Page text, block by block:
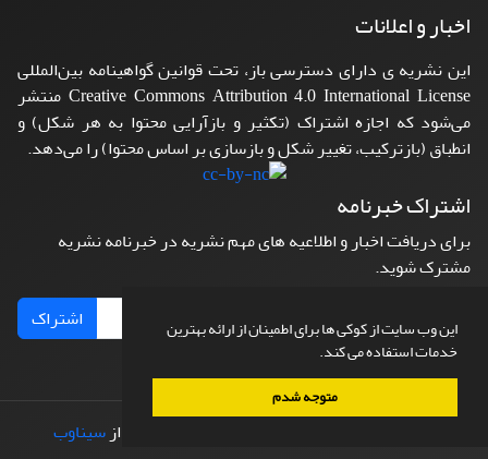
این وب سایت از کوکی ها برای اطمینان از ارائه بهترین
خدمات استفاده می کند.
متوجه شدم
اخبار و اعلانات
این نشریه ی دارای دسترسی باز، تحت قوانین گواهینامه بین‌المللی
Creative Commons Attribution 4.0 International License منتشر
می‌شود که اجازه اشتراک (تکثیر و بازآرایی محتوا به هر شکل) و
انطباق (بازترکیب، تغییر شکل و بازسازی بر اساس محتوا) را می‌دهد.
اشتراک خبرنامه
برای دریافت اخبار و اطلاعیه های مهم نشریه در خبرنامه نشریه
مشترک شوید.
اشتراک
طراحی و پیاده سازی از سیناوب